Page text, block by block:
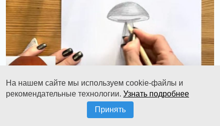
Ножку делаем ещё более тёмную, поэтому
На нашем сайте мы используем cookie-файлы и
рекомендательные технологии. Узнать подробнее
Принять